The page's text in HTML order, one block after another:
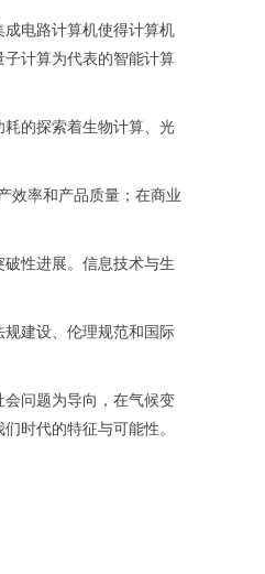
电路计算机使得计算机
计算为代表的智能计算
的探索着生物计算、光
效率和产品质量；在商业
性进展。信息技术与生
建设、伦理规范和国际
问题为导向，在气候变
时代的特征与可能性。